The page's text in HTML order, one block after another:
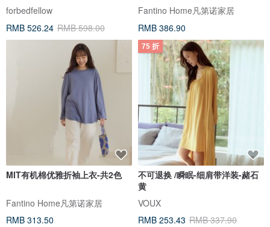
forbedfellow
RMB 526.24 RMB 598.00
Fantino Home凡第诺家居
RMB 386.90
MIT有机棉优雅折袖上衣-共2色
Fantino Home凡第诺家居
RMB 313.50
75 折
不可退换 /瞬眠-细肩带洋装-赭石
黄
VOUX
RMB 253.43 RMB 337.90